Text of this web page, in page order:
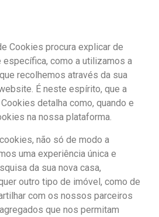
Cookies procura explicar de
específica, como a utilizamos a
recolhemos através da sua
É neste espírito, que a
detalha como, quando e
na nossa plataforma.
não só de modo a
uma experiência única e
da sua nova casa,
outro tipo de imóvel, como de
com os nossos parceiros
que nos permitam